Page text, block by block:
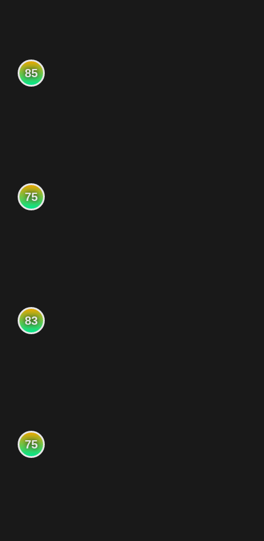
85
75
83
75